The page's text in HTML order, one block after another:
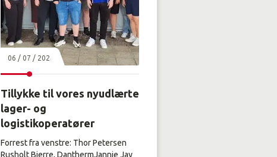
06 / 07 / 2026
Tillykke til vores nyudlærte
lager- og
logistikoperatører
Forrest fra venstre: Thor Petersen
Rusholt Bjerre, DanthermJannie Jay